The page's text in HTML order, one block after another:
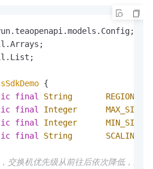
{
final String
REGION_ID
final Integer
MAX_SIZE
final Integer
MIN_SIZE
final String
交换机优先级从前往后依次降低，第一